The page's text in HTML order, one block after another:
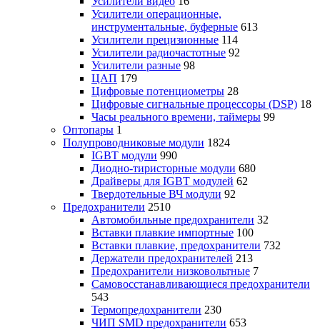
Усилители операционные,
инструментальные, буферные 613
Усилители прецизионные 114
Усилители радиочастотные 92
Усилители разные 98
ЦАП 179
Цифровые потенциометры 28
Цифровые сигнальные процессоры (DSP) 18
Часы реального времени, таймеры 99
Оптопары 1
Полупроводниковые модули 1824
IGBT модули 990
Диодно-тиристорные модули 680
Драйверы для IGBT модулей 62
Твердотельные ВЧ модули 92
Предохранители 2510
Автомобильные предохранители 32
Вставки плавкие импортные 100
Вставки плавкие, предохранители 732
Держатели предохранителей 213
Предохранители низковольтные 7
Самовосстанавливающиеся предохранители
543
Термопредохранители 230
ЧИП SMD предохранители 653